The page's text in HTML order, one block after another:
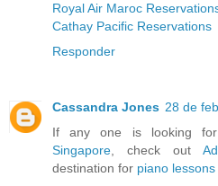
Royal Air Maroc
Cathay Pacific Reservations
Responder
Cassandra Jones 28 de
If any one is looking
Singapore, check out
destination for piano